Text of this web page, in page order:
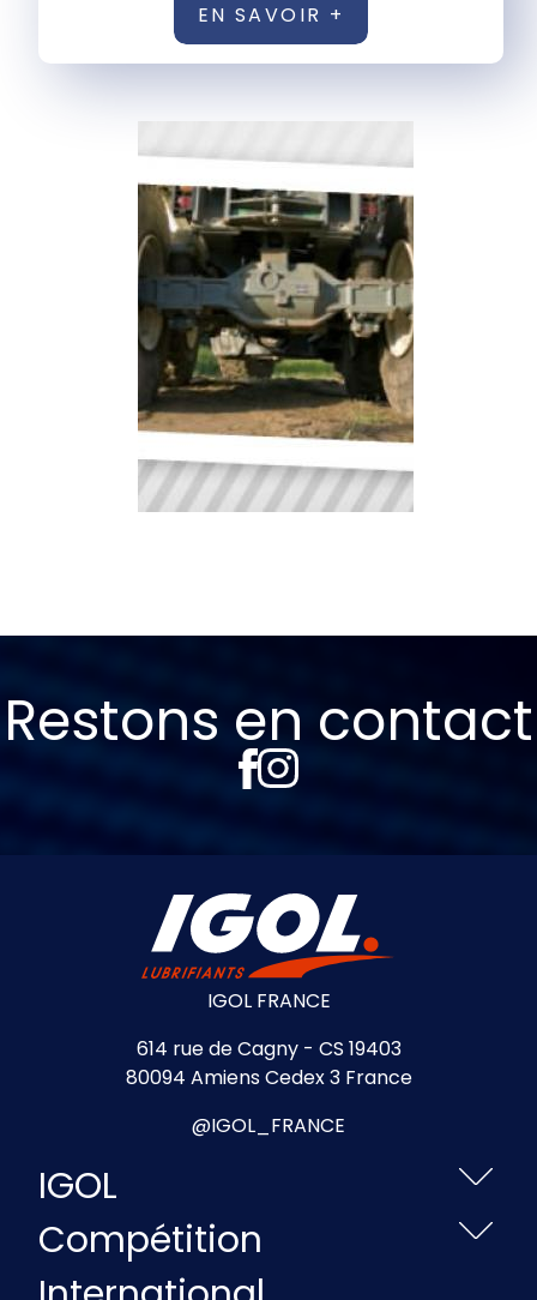
EN SAVOIR +
Restons en contact
IGOL FRANCE
614 rue de Cagny - CS 19403
80094 Amiens Cedex 3 France
@IGOL_FRANCE
IGOL
Compétition